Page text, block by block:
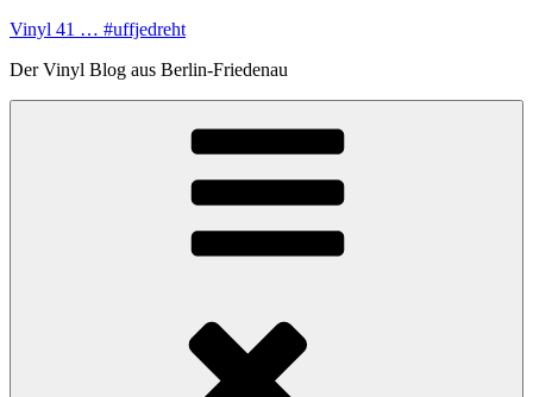
Zum
springen
Vinyl 41 … #uffjedreht
Der Vinyl Blog aus Berlin-Friedenau